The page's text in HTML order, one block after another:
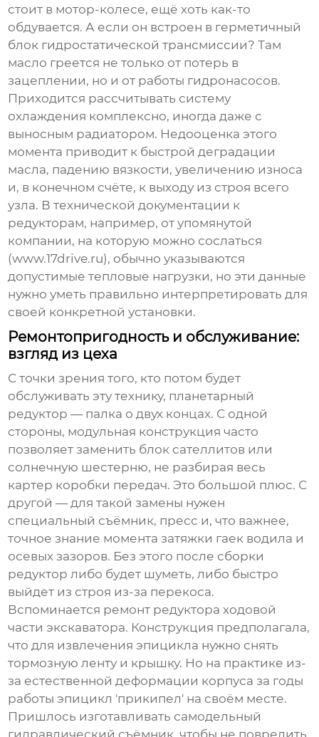
стоит в мотор-колесе, ещё хоть как-то
обдувается. А если он встроен в герметичный
блок гидростатической трансмиссии? Там
масло греется не только от потерь в
зацеплении, но и от работы гидронасосов.
Приходится рассчитывать систему
охлаждения комплексно, иногда даже с
выносным радиатором. Недооценка этого
момента приводит к быстрой деградации
масла, падению вязкости, увеличению износа
и, в конечном счёте, к выходу из строя всего
узла. В технической документации к
редукторам, например, от упомянутой
компании, на которую можно сослаться
(www.17drive.ru), обычно указываются
допустимые тепловые нагрузки, но эти данные
нужно уметь правильно интерпретировать для
своей конкретной установки.
Ремонтопригодность и обслуживание:
взгляд из цеха
С точки зрения того, кто потом будет
обслуживать эту технику, планетарный
редуктор — палка о двух концах. С одной
стороны, модульная конструкция часто
позволяет заменить блок сателлитов или
солнечную шестерню, не разбирая весь
картер коробки передач. Это большой плюс. С
другой — для такой замены нужен
специальный съёмник, пресс и, что важнее,
точное знание момента затяжки гаек водила и
осевых зазоров. Без этого после сборки
редуктор либо будет шуметь, либо быстро
выйдет из строя из-за перекоса.
Вспоминается ремонт редуктора ходовой
части экскаватора. Конструкция предполагала,
что для извлечения эпицикла нужно снять
тормозную ленту и крышку. Но на практике из-
за естественной деформации корпуса за годы
работы эпицикл 'прикипел' на своём месте.
Пришлось изготавливать самодельный